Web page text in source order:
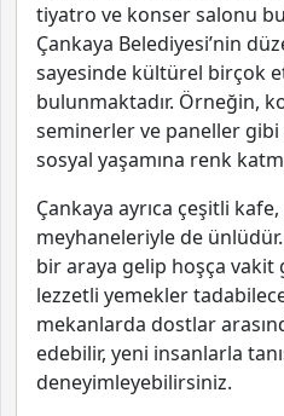
tiyatro ve konser salonu
Çankaya Belediyesi’nin
sayesinde kültürel birçok
bulunmaktadır. Örneğin,
seminerler ve paneller gibi
sosyal yaşamına renk
Çankaya ayrıca çeşitli
meyhaneleriyle de
bir araya gelip hoşça vakit
lezzetli yemekler
mekanlarda dostlar
edebilir, yeni insanlarla
deneyimleyebilirsiniz.